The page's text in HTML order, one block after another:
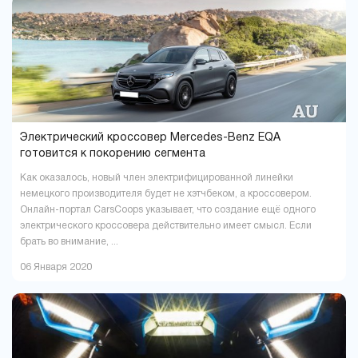
Павлоград1 Полтава16
Ровно9 Сумы5
Ужгород4
Харьков37 Херсон16
Хмельницкий18 Черкассы6
Чернигов5 Черновцы
Электрический кроссовер Mercedes-Benz EQA
готовится к покорению сегмента
Как оказалось, новый член электрифицированной линейки
немецкого производителя будет не хэтчбеком, а кроссовером.
Онлайн-портал CarsCoops указывает, что создание ещё одного
электрического кроссовера действительно имеет смысл. Если
брать во внимание, ...
06 Января 2020